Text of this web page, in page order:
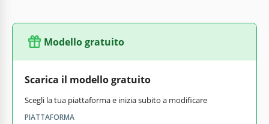
Modello gratuito
Scarica il modello gratuito
Scegli la tua piattaforma e inizia subito a modificare
PIATTAFORMA